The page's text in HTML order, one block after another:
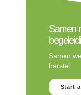
Samen
Samen
herstel
Start